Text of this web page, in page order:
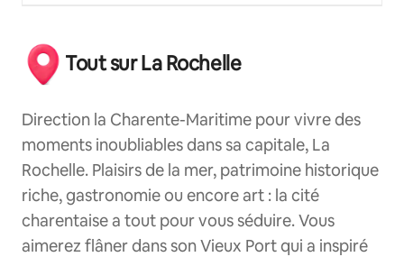
Tout sur La Rochelle
Direction la Charente-Maritime pour vivre des
moments inoubliables dans sa capitale, La
Rochelle. Plaisirs de la mer, patrimoine historique
riche, gastronomie ou encore art : la cité
charentaise a tout pour vous séduire. Vous
aimerez flâner dans son Vieux Port qui a inspiré